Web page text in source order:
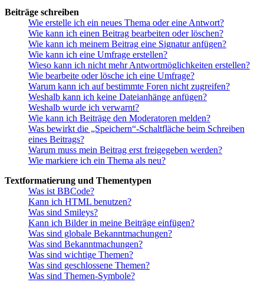
Beiträge schreiben
Wie erstelle ich ein neues Thema oder eine Antwort?
Wie kann ich einen Beitrag bearbeiten oder löschen?
Wie kann ich meinem Beitrag eine Signatur anfügen?
Wie kann ich eine Umfrage erstellen?
Wieso kann ich nicht mehr Antwortmöglichkeiten erstellen?
Wie bearbeite oder lösche ich eine Umfrage?
Warum kann ich auf bestimmte Foren nicht zugreifen?
Weshalb kann ich keine Dateianhänge anfügen?
Weshalb wurde ich verwarnt?
Wie kann ich Beiträge den Moderatoren melden?
Was bewirkt die „Speichern“-Schaltfläche beim Schreiben
eines Beitrags?
Warum muss mein Beitrag erst freigegeben werden?
Wie markiere ich ein Thema als neu?
Textformatierung und Thementypen
Was ist BBCode?
Kann ich HTML benutzen?
Was sind Smileys?
Kann ich Bilder in meine Beiträge einfügen?
Was sind globale Bekanntmachungen?
Was sind Bekanntmachungen?
Was sind wichtige Themen?
Was sind geschlossene Themen?
Was sind Themen-Symbole?